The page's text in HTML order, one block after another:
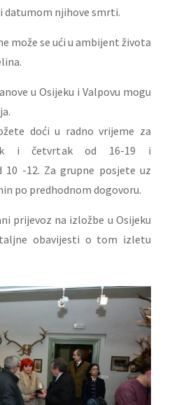
njihove smrti.
može se ući u ambijent života
u Osijeku i Valpovu mogu
doći u radno vrijeme za
i četvrtak od 16-19 i
-12. Za grupne posjete uz
po predhodnom dogovoru.
prijevoz na izložbe u Osijeku
obavijesti o tom izletu